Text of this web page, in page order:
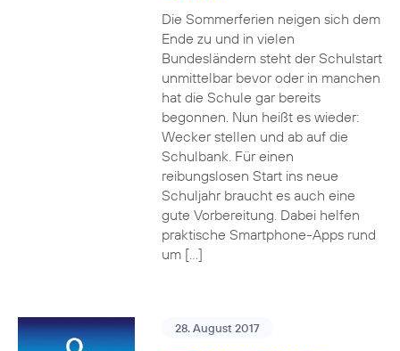
Die Sommerferien neigen sich dem
Ende zu und in vielen
Bundesländern steht der Schulstart
unmittelbar bevor oder in manchen
hat die Schule gar bereits
begonnen. Nun heißt es wieder:
Wecker stellen und ab auf die
Schulbank. Für einen
reibungslosen Start ins neue
Schuljahr braucht es auch eine
gute Vorbereitung. Dabei helfen
praktische Smartphone-Apps rund
um […]
28. August 2017